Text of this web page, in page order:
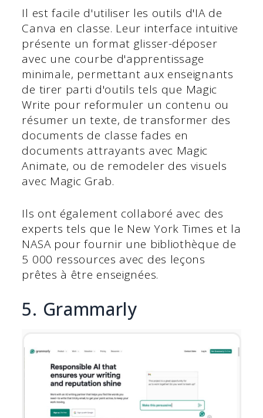
Il est facile d'utiliser les outils d'IA de
Canva en classe. Leur interface intuitive
présente un format glisser-déposer
avec une courbe d'apprentissage
minimale, permettant aux enseignants
de tirer parti d'outils tels que Magic
Write pour reformuler un contenu ou
résumer un texte, de transformer des
documents de classe fades en
documents attrayants avec Magic
Animate, ou de remodeler des visuels
avec Magic Grab.
Ils ont également collaboré avec des
experts tels que le New York Times et la
NASA pour fournir une bibliothèque de
5 000 ressources avec des leçons
prêtes à être enseignées.
5. Grammarly